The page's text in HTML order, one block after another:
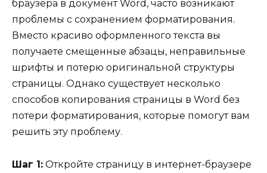
браузера в документ Word, часто возникают
проблемы с сохранением форматирования.
Вместо красиво оформленного текста вы
получаете смещенные абзацы, неправильные
шрифты и потерю оригинальной структуры
страницы. Однако существует несколько
способов копирования страницы в Word без
потери форматирования, которые помогут вам
решить эту проблему.
Шаг 1: Откройте страницу в интернет-браузере